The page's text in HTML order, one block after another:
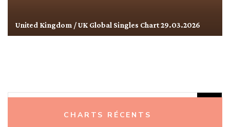
United Kingdom / UK Global Singles Chart 29.03.2026
CHARTS RÉCENTS